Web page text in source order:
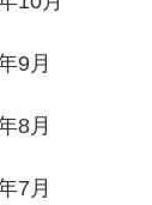
9月
8月
7月